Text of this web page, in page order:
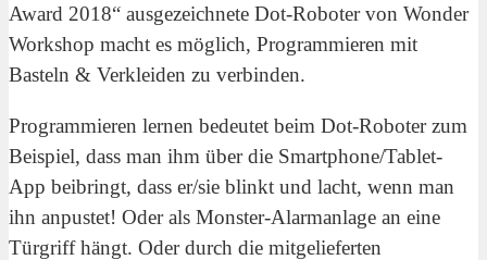
Award 2018“ ausgezeichnete Dot-Roboter von Wonder
Workshop macht es möglich, Programmieren mit
Basteln & Verkleiden zu verbinden.
Programmieren lernen bedeutet beim Dot-Roboter zum
Beispiel, dass man ihm über die Smartphone/Tablet-
App beibringt, dass er/sie blinkt und lacht, wenn man
ihn anpustet! Oder als Monster-Alarmanlage an eine
Türgriff hängt. Oder durch die mitgelieferten